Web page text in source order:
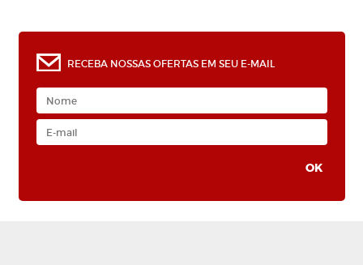
RECEBA NOSSAS OFERTAS EM SEU E-MAIL